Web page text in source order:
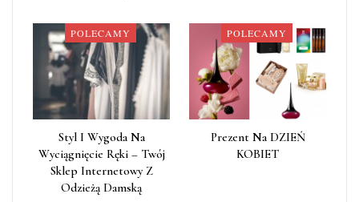
POLECAMY
Styl I Wygoda Na
Wyciągnięcie Ręki – Twój
Sklep Internetowy Z
Odzieżą Damską
POLECAMY
Prezent Na DZIEŃ
KOBIET